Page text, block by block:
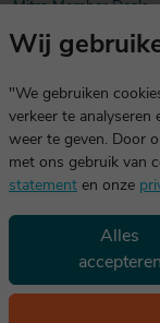
Mitra Member Deals
Download onze app
dezelfde gegevens
Geniet, maar drink
©2026 Mitra
Wij
"We gebruiken
verkeer te analyseren
weer te geven. Door
met ons gebruik van
statement en onze
Alles
accepteren